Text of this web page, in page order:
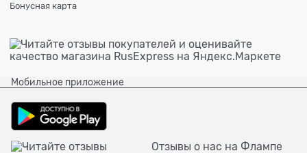
Бонусная карта
Мобильное приложение
Отзывы о нас на Флампе